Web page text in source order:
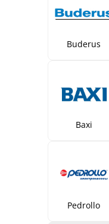
Buderus
Baxi
Pedrollo